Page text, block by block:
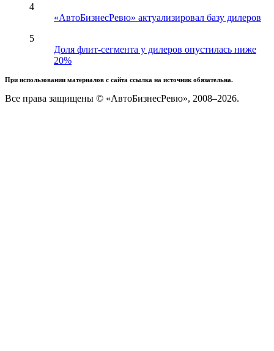
4
«АвтоБизнесРевю» актуализировал базу дилеров
5
Доля флит-сегмента у дилеров опустилась ниже
20%
При использовании материалов с сайта ссылка на источник обязательна.
Все права защищены © «АвтоБизнесРевю», 2008–2026.